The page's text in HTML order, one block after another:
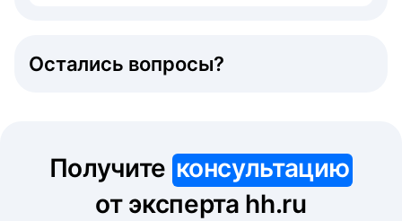
Остались вопросы?
Получите консультацию
от эксперта hh.ru